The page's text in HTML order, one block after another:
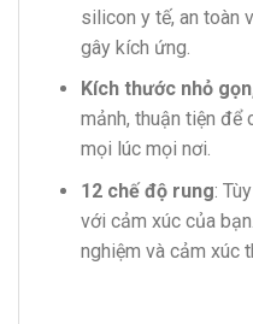
silicon y tế, an toàn
gây kích ứng.
Kích thước nhỏ
mảnh, thuận tiện để
mọi lúc mọi nơi.
12 chế độ rung:
với cảm xúc của
nghiệm và cảm xúc